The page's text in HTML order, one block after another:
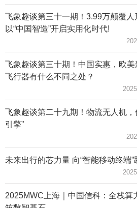
飞象趣谈第三十一期！3.99万颠覆
以“中国智造”开启实用化时代!
飞象趣谈第三十期！中国实惠，欧
飞行器有什么不同之处？
飞象趣谈第二十九期！物流无人机
引擎”
未来出行的芯力量 向“智能移动终端”
2025MWC上海｜中国信科：全栈算